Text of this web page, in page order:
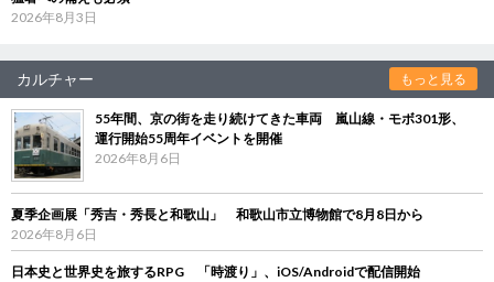
2026年8月3日
カルチャー もっと見る
55年間、京の街を走り続けてきた車両 嵐山線・モボ301形、
運行開始55周年イベントを開催
2026年8月6日
夏季企画展「秀吉・秀長と和歌山」 和歌山市立博物館で8月8日から
2026年8月6日
日本史と世界史を旅するRPG 「時渡り」、iOS/Androidで配信開始